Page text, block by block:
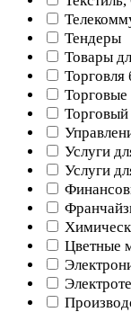
Тендеры
Товары
Торговые
Торговый
Услуги
Услуги
Цветные